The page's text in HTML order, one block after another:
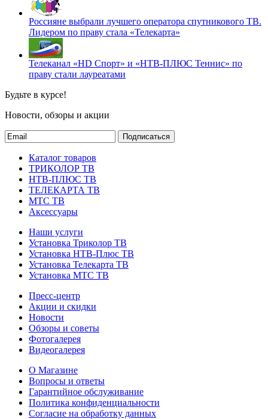
Россияне выбрали лучшего оператора спутникового ТВ.
Лидером по праву стала «Телекарта»
Телеканал «HD Спорт» и «НТВ-ПЛЮС Теннис» по
праву стали лауреатами
Будьте в курсе!
Новости, обзоры и акции
Подписаться
Каталог товаров
ТРИКОЛОР ТВ
НТВ-ПЛЮС ТВ
ТЕЛЕКАРТА ТВ
МТС ТВ
Аксессуары
Наши услуги
Установка Триколор ТВ
Установка НТВ-Плюс ТВ
Установка Телекарта ТВ
Установка МТС ТВ
Пресс-центр
Акции и скидки
Новости
Обзоры и советы
Фотогалерея
Видеогалерея
О Магазине
Вопросы и ответы
Гарантийное обслуживание
Политика конфиденциальности
Согласие на обработку данных